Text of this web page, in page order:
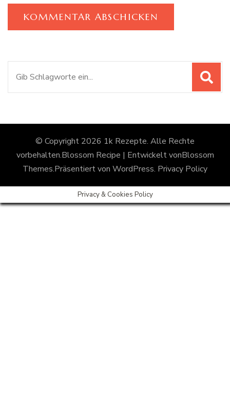
© Copyright 2026 1k Rezepte. Alle Rechte
vorbehalten.Blossom Recipe | Entwickelt vonBlossom
Themes.Präsentiert von WordPress. Privacy Policy
Privacy & Cookies Policy